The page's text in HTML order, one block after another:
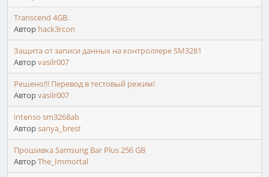
Transcend 4GB.
Автор hack3rcon
Защита от записи данных на контроллере SM3281
Авторvasilr007
Решено!!! Перевод в тестовый режим!
Авторvasilr007
intenso sm3268ab
Авторsanya_brest
Прошивка Samsung Bar Plus 256 GB
АвторThe_Immortal